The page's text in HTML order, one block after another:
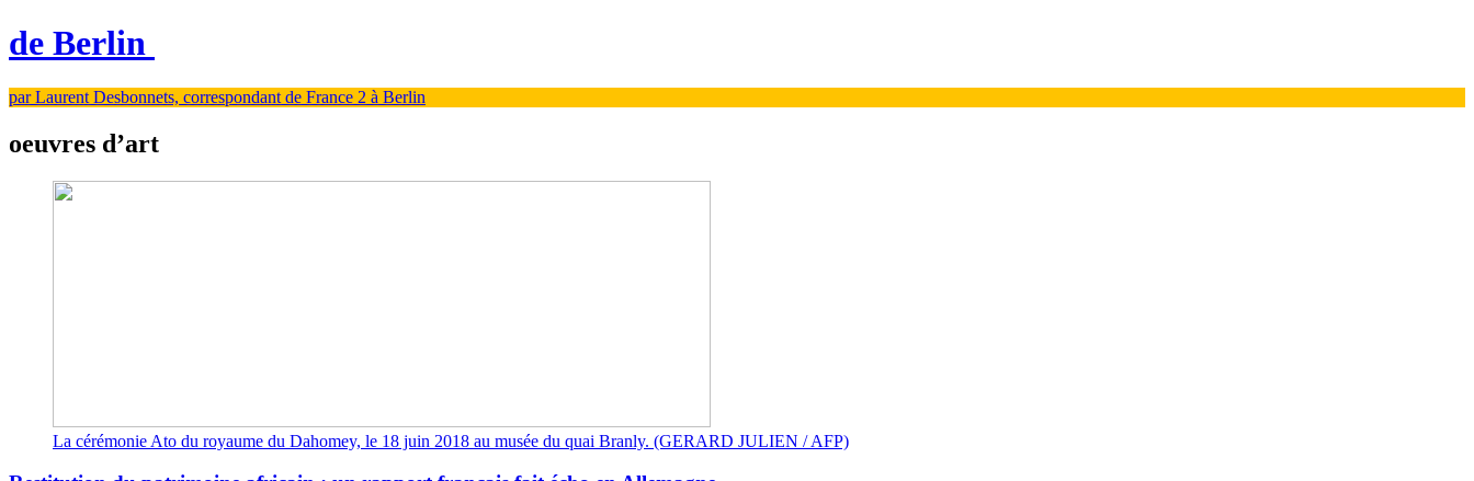
de Berlin
par Laurent Desbonnets, correspondant de France 2 à Berlin
oeuvres d’art
La cérémonie Ato du royaume du Dahomey, le 18 juin 2018 au musée du quai Branly. (GERARD JULIEN / AFP)